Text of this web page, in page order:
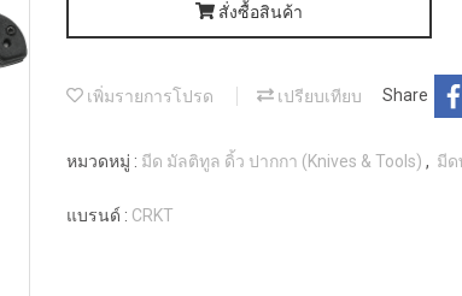
สั่งซื้อสินค้า
เพิ่มรายการโปรด เปรียบเทียบ Share
หมวดหมู่ : มีด มัลติทูล ดิ้ว ปากกา (Knives & Tools) , มีด
แบรนด์ : CRKT